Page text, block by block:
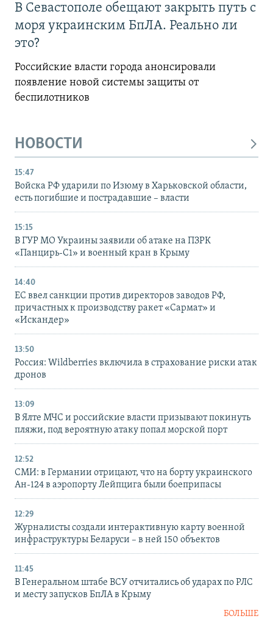
В Севастополе обещают закрыть путь с
моря украинским БпЛА. Реально ли
это?
Российские власти города анонсировали
появление новой системы защиты от
беспилотников
НОВОСТИ
15:47
Войска РФ ударили по Изюму в Харьковской области,
есть погибшие и пострадавшие – власти
15:15
В ГУР МО Украины заявили об атаке на ПЗРК
«Панцирь-С1» и военный кран в Крыму
14:40
ЕС ввел санкции против директоров заводов РФ,
причастных к производству ракет «Сармат» и
«Искандер»
13:50
Россия: Wildberries включила в страхование риски атак
дронов
13:09
В Ялте МЧС и российские власти призывают покинуть
пляжи, под вероятную атаку попал морской порт
12:52
СМИ: в Германии отрицают, что на борту украинского
Ан-124 в аэропорту Лейпцига были боеприпасы
12:29
Журналисты создали интерактивную карту военной
инфраструктуры Беларуси – в ней 150 объектов
11:45
В Генеральном штабе ВСУ отчитались об ударах по РЛС
и месту запусков БпЛА в Крыму
БОЛЬШЕ